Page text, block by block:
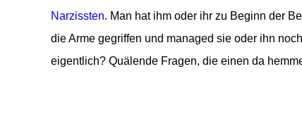
Narzissten. Man hat ihm oder ihr zu Beginn der
die Arme gegriffen und managed sie oder ihn
eigentlich? Quälende Fragen, die einen da